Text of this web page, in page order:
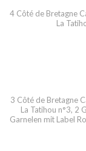
4 Côté de Bretagne
La
3 Côté de Bretagne
La Tatihou n°3, 2
Garnelen mit Label